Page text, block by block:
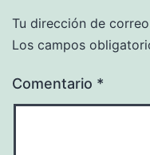
Tu dirección de
Los campos
Comentario *